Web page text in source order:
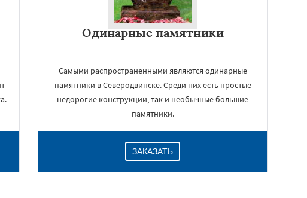
Одинарные памятники
Самыми распространенными являются одинарные
памятники в Северодвинске. Среди них есть простые
недорогие конструкции, так и необычные большие
памятники.
ЗАКАЗАТЬ